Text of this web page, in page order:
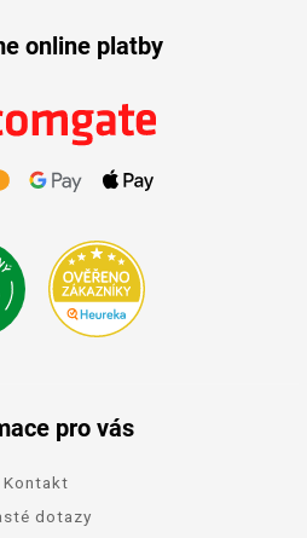
online platby
pro vás
Kontakt
dotazy